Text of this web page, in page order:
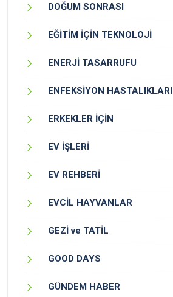
DOĞUM SONRASI
EĞİTİM İÇİN TEKNOLOJİ
ENERJİ TASARRUFU
ENFEKSİYON HASTALIKLARI
ERKEKLER İÇİN
EV İŞLERİ
EV REHBERİ
EVCİL HAYVANLAR
GEZİ ve TATİL
GOOD DAYS
GÜNDEM HABER